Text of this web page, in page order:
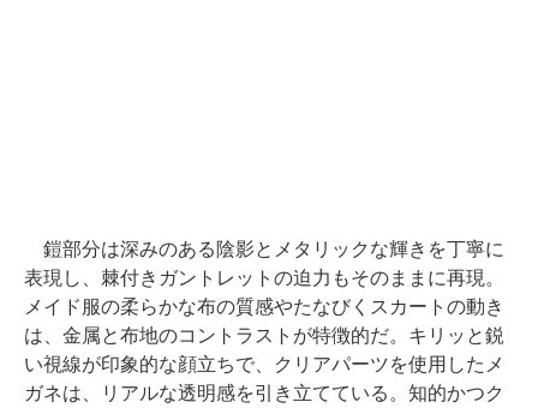
鎧部分は深みのある陰影とメタリックな輝きを丁寧に
表現し、棘付きガントレットの迫力もそのままに再現。
メイド服の柔らかな布の質感やたなびくスカートの動き
は、金属と布地のコントラストが特徴的だ。キリッと鋭
い視線が印象的な顔立ちで、クリアパーツを使用したメ
ガネは、リアルな透明感を引き立てている。知的かつク